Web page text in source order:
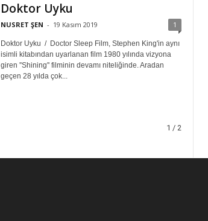
Doktor Uyku
NUSRET ŞEN - 19 Kasım 2019 1
Doktor Uyku / Doctor Sleep Film, Stephen King'in aynı
isimli kitabından uyarlanan film 1980 yılında vizyona
giren ''Shining'' filminin devamı niteliğinde. Aradan
geçen 28 yılda çok...
1 / 2